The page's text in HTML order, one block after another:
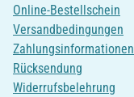
Online-Bestellschein
Versandbedingungen
Zahlungsinformationen
Rücksendung
Widerrufsbelehrung